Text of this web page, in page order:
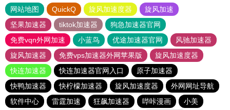
网站地图 QuickQ 旋风加速度器
旋风加速
坚果加速器
tiktok加速器
狗急加速器官网
免费vqn外网加速
小蓝鸟 优途加速器官网
风驰加速器
旋风加速器
免费vps加速器外网苹果版
旋风加速度器
快连加速器
快连加速器官网入口
原子加速器
快鸭加速器
快柠檬加速器 旋风加速度器
外网网址导航
软件中心
雷霆加速 狂飙加速器 哔咔漫画
小美